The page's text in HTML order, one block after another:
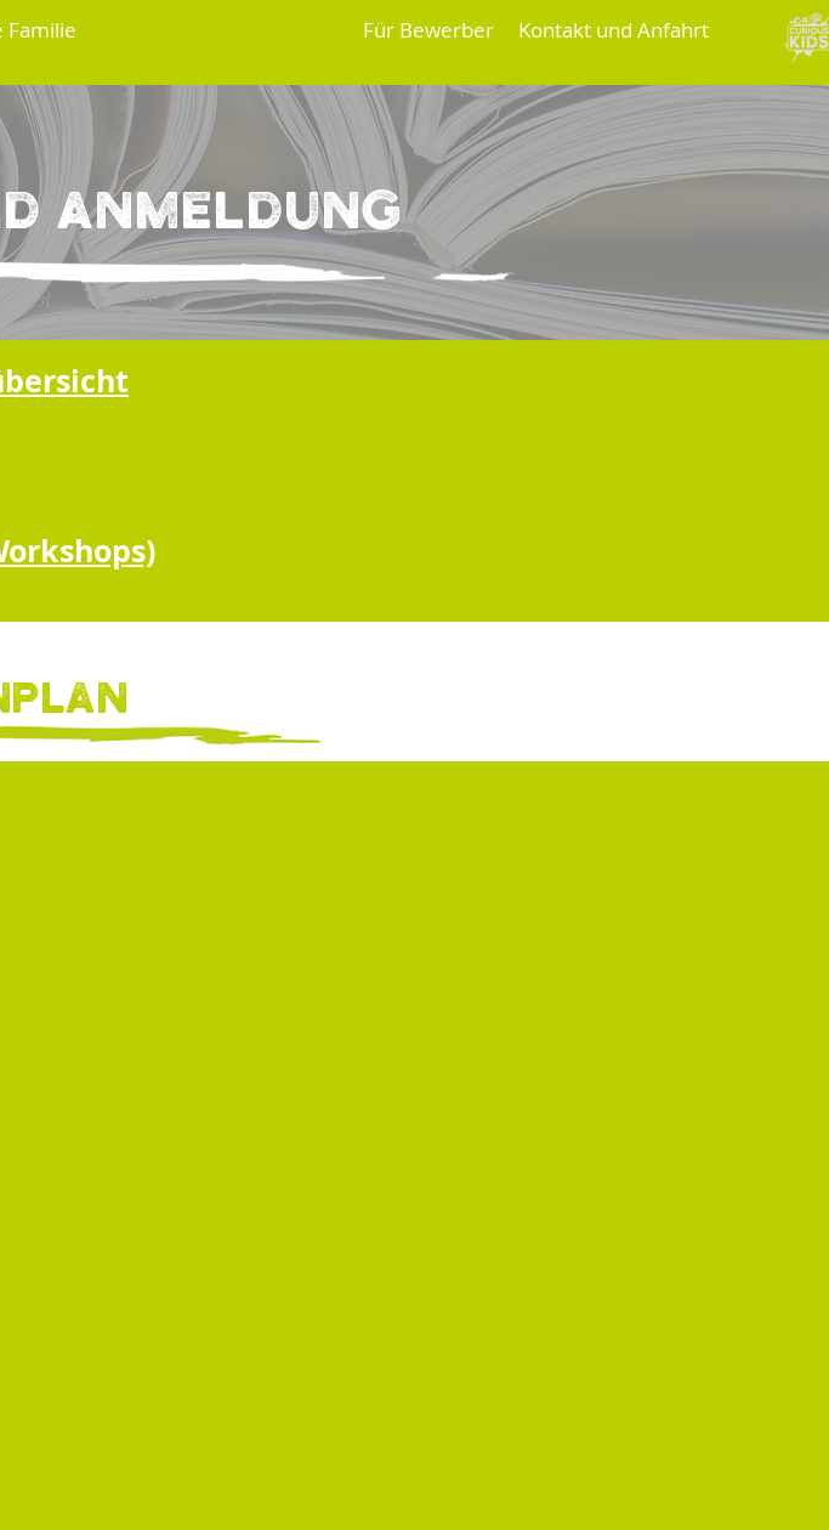
Familie Für Bewerber Kontakt und Anfahrt
Anmeldung